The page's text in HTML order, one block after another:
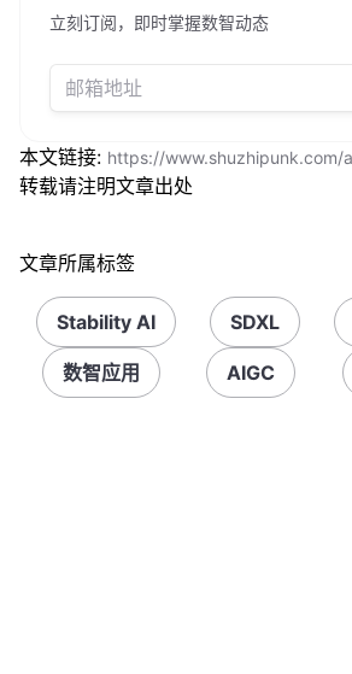
立刻订阅，即时掌握数智动态
本文链接: https://www.shuzhipunk.com/
转载请注明文章出处
文章所属标签
Stability AI SDXL
数智应用 AIGC